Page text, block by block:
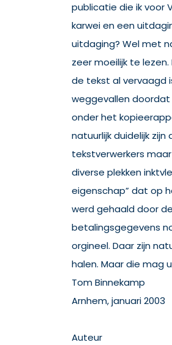
publicatie die ik voor
karwei en een
uitdaging? Wel met
zeer moeilijk te
de tekst al vervaagd
weggevallen
onder het
natuurlijk duidelijk
tekstverwerkers
diverse plekken
eigenschap” dat op
werd gehaald door
betalingsgegevens
orgineel. Daar zijn
halen. Maar die mag
Tom Binnekamp
Arnhem, januari 2003
Auteur